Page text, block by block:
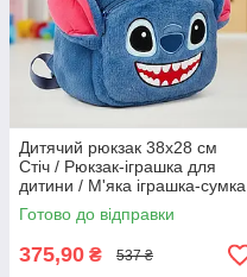
Дитячий рюкзак 38x28 см
Стіч / Рюкзак-іграшка для
дитини / М'яка іграшка-сумка
Готово до відправки
375,90 ₴ 537 ₴